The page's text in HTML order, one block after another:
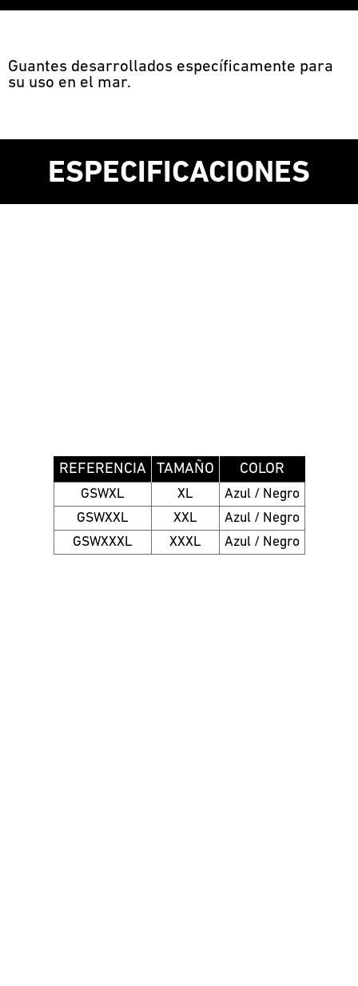
Guantes desarrollados específicamente para
su uso en el mar.
ESPECIFICACIONES
REFERENCIA TAMAÑO COLOR
GSWXL XL
Azul / Negro
GSWXXL
XXL
Azul / Negro
GSWXXXL
XXXL Azul / Negro